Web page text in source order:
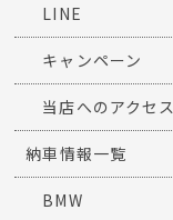
LINE
キャンペーン
当店へのアクセス
納車情報一覧
BMW